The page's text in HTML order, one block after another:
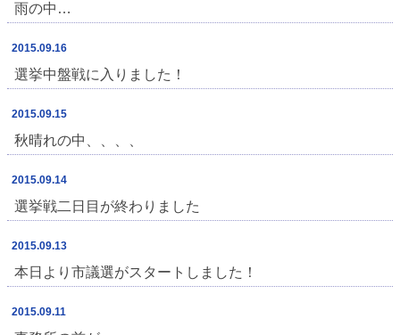
雨の中…
2015.09.16
選挙中盤戦に入りました！
2015.09.15
秋晴れの中、、、、
2015.09.14
選挙戦二日目が終わりました
2015.09.13
本日より市議選がスタートしました！
2015.09.11